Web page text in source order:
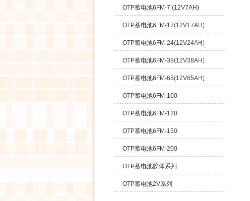
OTP蓄电池6FM-7 (12V7AH)
OTP蓄电池6FM-17(12V17AH)
OTP蓄电池6FM-24(12V24AH)
OTP蓄电池6FM-38(12V38AH)
OTP蓄电池6FM-65(12V65AH)
OTP蓄电池6FM-100
OTP蓄电池6FM-120
OTP蓄电池6FM-150
OTP蓄电池6FM-200
OTP蓄电池胶体系列
OTP蓄电池2V系列